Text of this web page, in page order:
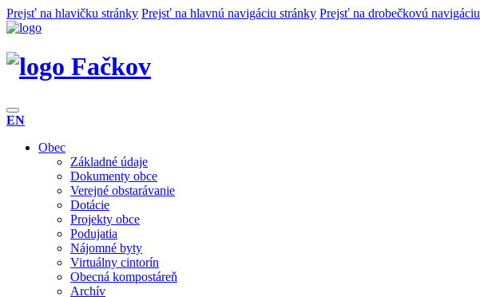
Prejsť na hlavičku stránky Prejsť na hlavnú navigáciu stránky Prejsť na drobečkovú navigáciu
Fačkov
EN
Obec
Základné údaje
Dokumenty obce
Verejné obstarávanie
Dotácie
Projekty obce
Podujatia
Nájomné byty
Virtuálny cintorín
Obecná kompostáreň
Archív